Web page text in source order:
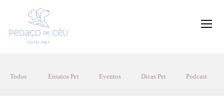
Todos Ensaios Pet Eventos Dicas Pet Podcast